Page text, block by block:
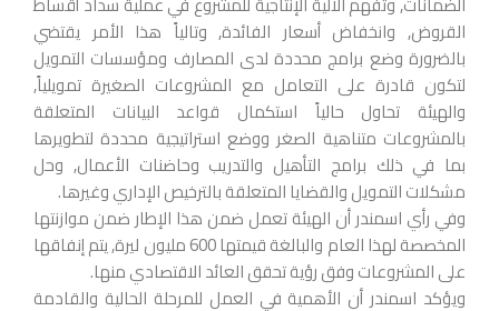
القروض, وانخفاض أسعار الفائدة, وتالياً هذا الأمر يقتضي
بالضرورة وضع برامج محددة لدى المصارف ومؤسسات التمويل
لتكون قادرة على التعامل مع المشروعات الصغيرة تمويلياً,
والهيئة تحاول حالياً استكمال قواعد البيانات المتعلقة
بالمشروعات متناهية الصغر ووضع استراتيجية محددة لتطويرها
بما في ذلك برامج التأهيل والتدريب وحاضنات الأعمال, وحل
مشكلات التمويل والقضايا المتعلقة بالترخيص الإداري وغيرها.
وفي رأي اسمندر أن الهيئة تعمل ضمن هذا الإطار ضمن موازنتها
المخصصة لهذا العام والبالغة قيمتها 600 مليون ليرة, يتم إنفاقها
على المشروعات وفق رؤية تحقق العائد الاقتصادي منها.
ويؤكد اسمندر أن الأهمية في العمل للمرحلة الحالية والقادمة